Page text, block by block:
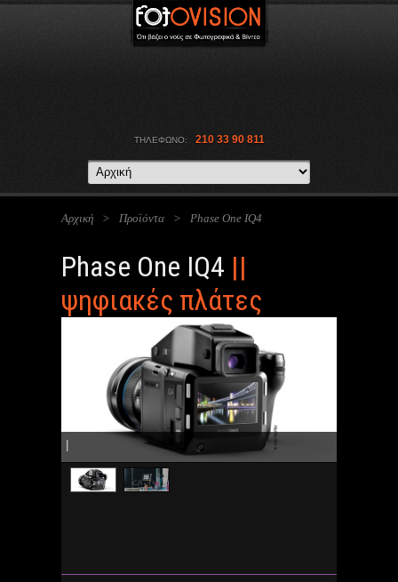
ΤΗΛΕΦΩΝΟ: 210 33 90 811
Αρχική > Προϊόντα > Phase One IQ4
Phase One IQ4 ||
ψηφιακές πλάτες